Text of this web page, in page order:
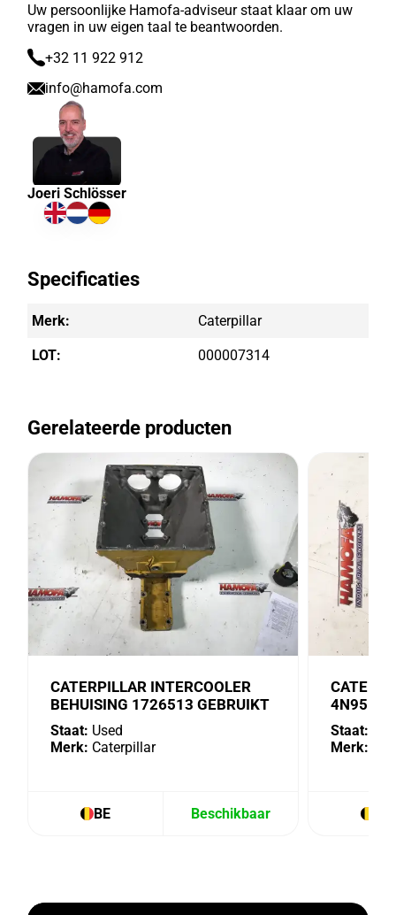
Uw persoonlijke Hamofa-adviseur staat klaar om uw
vragen in uw eigen taal te beantwoorden.
+32 11 922 912
info@hamofa.com
Joeri Schlösser
Specificaties
Merk: Caterpillar
LOT: 000007314
Gerelateerde producten
CATERPILLAR INTERCOOLER
BEHUISING 1726513 GEBRUIKT
Staat: Used
Merk: Caterpillar
BE Beschikbaar
4N9518
Staat:
Merk: